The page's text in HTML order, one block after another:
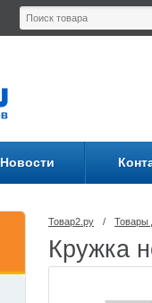
Новости
Товар2.ру / Товары
Кружка